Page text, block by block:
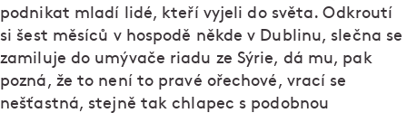
podnikat mladí lidé, kteří vyjeli do světa. Odkroutí
si šest měsíců v hospodě někde v Dublinu, slečna se
zamiluje do umývače riadu ze Sýrie, dá mu, pak
pozná, že to není to pravé ořechové, vrací se
nešťastná, stejně tak chlapec s podobnou